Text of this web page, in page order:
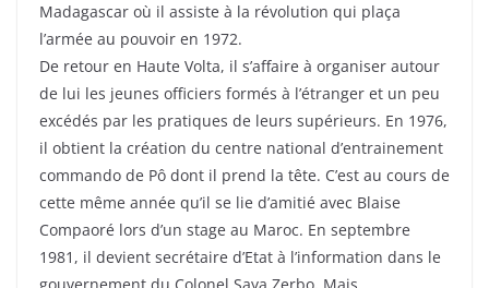
Madagascar où il assiste à la révolution qui plaça
l’armée au pouvoir en 1972.
De retour en Haute Volta, il s’affaire à organiser autour
de lui les jeunes officiers formés à l’étranger et un peu
excédés par les pratiques de leurs supérieurs. En 1976,
il obtient la création du centre national d’entrainement
commando de Pô dont il prend la tête. C’est au cours de
cette même année qu’il se lie d’amitié avec Blaise
Compaoré lors d’un stage au Maroc. En septembre
1981, il devient secrétaire d’Etat à l’information dans le